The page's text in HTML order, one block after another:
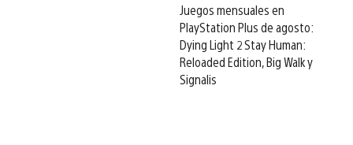
Juegos mensuales en
PlayStation Plus de agosto:
Dying Light 2 Stay Human:
Reloaded Edition, Big Walk y
Signalis